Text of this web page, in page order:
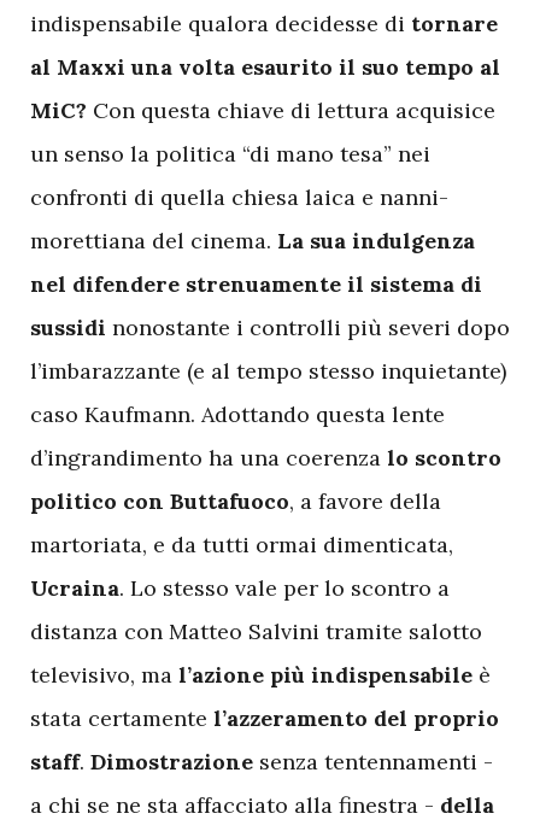
indispensabile qualora decidesse di tornare
al Maxxi una volta esaurito il suo tempo al
MiC? Con questa chiave di lettura acquisice
un senso la politica “di mano tesa” nei
confronti di quella chiesa laica e nanni-
morettiana del cinema. La sua indulgenza
nel difendere strenuamente il sistema di
sussidi nonostante i controlli più severi dopo
l’imbarazzante (e al tempo stesso inquietante)
caso Kaufmann. Adottando questa lente
d’ingrandimento ha una coerenza lo scontro
politico con Buttafuoco, a favore della
martoriata, e da tutti ormai dimenticata,
Ucraina. Lo stesso vale per lo scontro a
distanza con Matteo Salvini tramite salotto
televisivo, ma l’azione più indispensabile è
stata certamente l’azzeramento del proprio
staff. Dimostrazione senza tentennamenti -
a chi se ne sta affacciato alla finestra - della